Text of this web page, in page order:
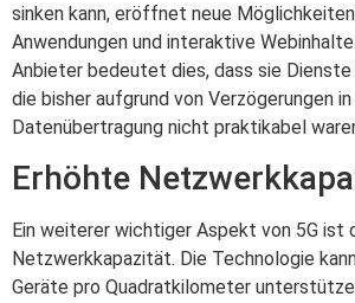
sinken kann, eröffnet neue
Anwendungen und interaktive
Anbieter bedeutet dies, dass sie Dienste
die bisher aufgrund von Verzögerungen
Datenübertragung nicht praktikabel
Erhöhte
Ein weiterer wichtiger Aspekt von 5G ist
Netzwerkkapazität. Die Technologie
Geräte pro Quadratkilometer